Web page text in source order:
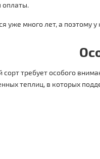
оплаты.
уже много лет, а поэтому
сорт требует особого
теплиц, в которых